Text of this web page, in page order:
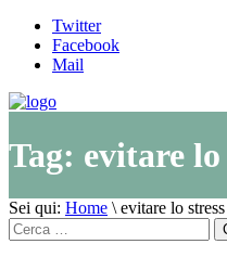
Twitter
Facebook
Mail
Tag: evitare lo
Sei qui: Home \ evitare lo stress
Cerca
per: